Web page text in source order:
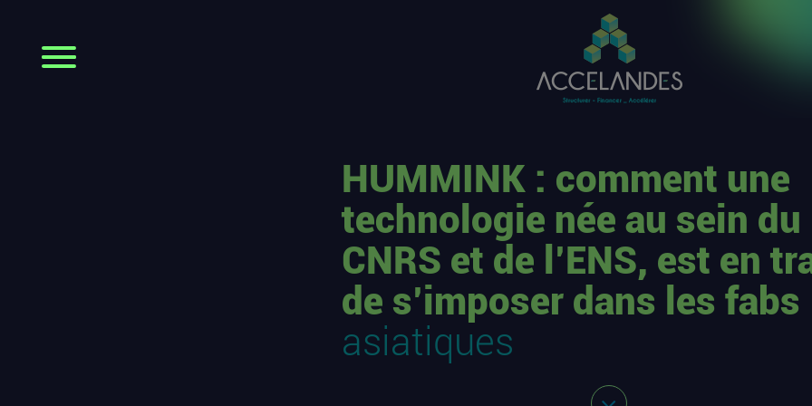
HUMMINK : comment une
technologie née au sein du
CNRS et de l’ENS, est en
de s’imposer dans les fabs
asiatiques